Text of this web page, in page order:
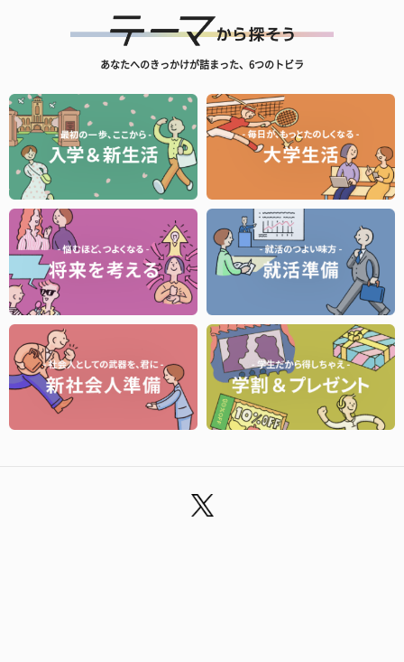
あなたへのきっかけが詰まった、6つのトビラ